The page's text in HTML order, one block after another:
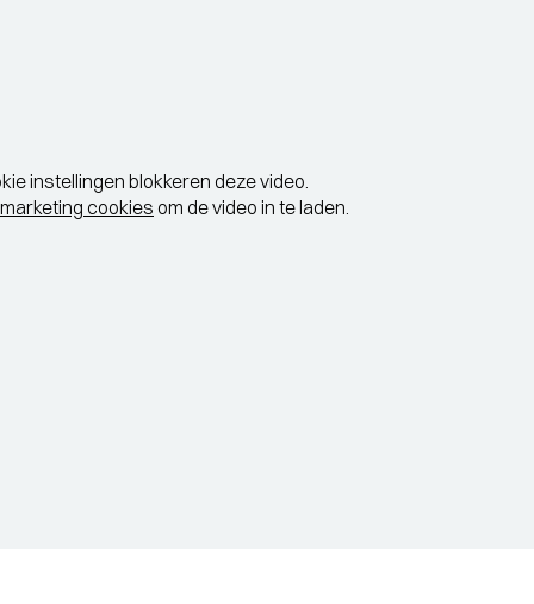
instellingen blokkeren deze video.
cookies om de video in te laden.